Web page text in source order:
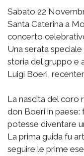
Sabato 22
Santa Caterina a
concerto
Una serata
storia del gruppo e
Luigi Boeri,
La nascita del coro
don Boeri in paese:
potesse diventare
La prima guida fu
seguire le prime